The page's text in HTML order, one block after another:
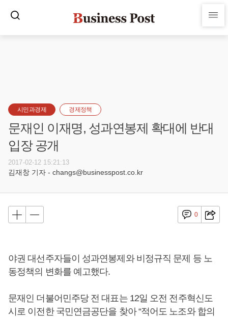
시민과경제 경제정책
문재인 이재명, 성과연봉제 확대에 반대
입장 공개
2017-02-12 15:21:13
김재창 기자 - changs@businesspost.co.kr
0
야권 대선주자들이 성과연봉제와 비정규직 문제 등 노
동정책의 변화를 예고했다.
문재인 더불어민주당 전 대표는 12일 오전 전주혁신도
시로 이전한 국민연금공단을 찾아 “적어도 노조와 합의